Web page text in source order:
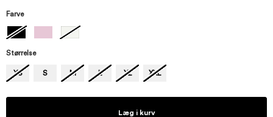
Farve
Størrelse
XS S M L XL XXL
Læg i kurv